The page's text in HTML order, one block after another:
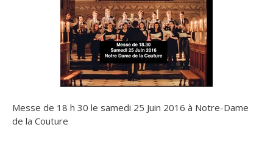
Messe de 18 h 30 le samedi 25 Juin 2016 à Notre-Dame
de la Couture